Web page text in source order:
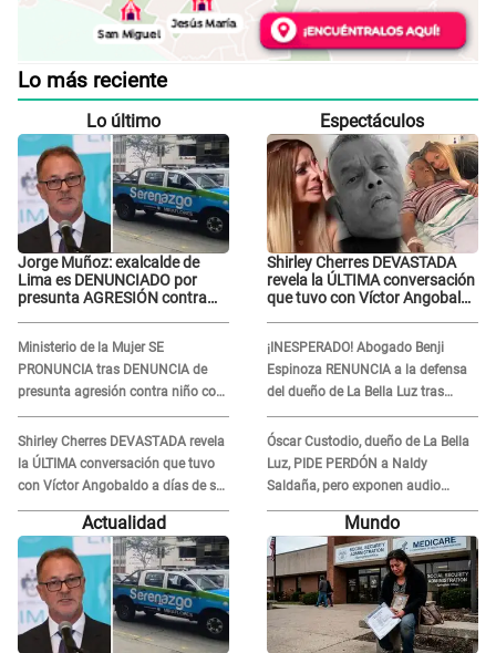
Lo más reciente
Lo último
Jorge Muñoz: exalcalde de
Lima es DENUNCIADO por
presunta AGRESIÓN contra
Ministerio de la Mujer SE
PRONUNCIA tras DENUNCIA de
presunta agresión contra niño con
autismo en Surco
Shirley Cherres DEVASTADA revela
la ÚLTIMA conversación que tuvo
con Víctor Angobaldo a días de su
inesperada partida: "Hace dos
Espectáculos
Shirley Cherres DEVASTADA
revela la ÚLTIMA conversación
que tuvo con Víctor Angobaldo
¡INESPERADO! Abogado Benji
Espinoza RENUNCIA a la defensa
del dueño de La Bella Luz tras
difusión de POLÉMICO audio:
"Nada que defender"
Óscar Custodio, dueño de La Bella
Luz, PIDE PERDÓN a Naldy
Saldaña, pero exponen audio
donde le reclama por VIDEOS: "No
hay necesidad de grabar"
Actualidad Mundo